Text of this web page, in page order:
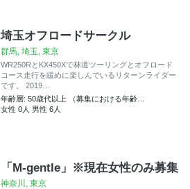
埼玉オフロードサークル
群馬, 埼玉, 東京
WR250RとKX450Xで林道ツーリングとオフロード
コース走行を緩めに楽しんでいるリターンライダー
です。 2019…
年齢層: 50歳代以上 （募集における年齢…
女性 0人 男性 6人
「M-gentle」※現在女性のみ募集
神奈川, 東京